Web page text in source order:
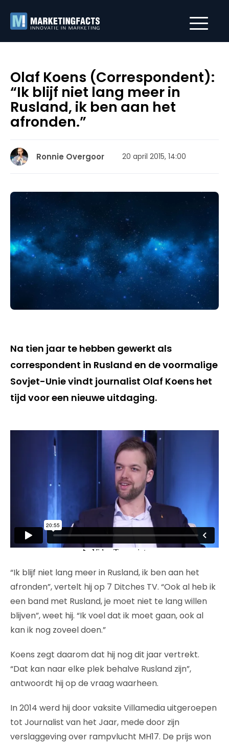
Olaf Koens (Correspondent):
“Ik blijf niet lang meer in
Rusland, ik ben aan het
afronden.”
Ronnie Overgoor 20 april 2015, 14:00
Na tien jaar te hebben gewerkt als
correspondent in Rusland en de voormalige
Sovjet-Unie vindt journalist Olaf Koens het
tijd voor een nieuwe uitdaging.
“Ik blijf niet lang meer in Rusland, ik ben aan het
afronden”, vertelt hij op 7 Ditches TV. “Ook al heb ik
een band met Rusland, je moet niet te lang willen
blijven”, weet hij. “Ik voel dat ik moet gaan, ook al
kan ik nog zoveel doen.”
Koens zegt daarom dat hij nog dit jaar vertrekt.
“Dat kan naar elke plek behalve Rusland zijn”,
antwoordt hij op de vraag waarheen.
In 2014 werd hij door vaksite Villamedia uitgeroepen
tot Journalist van het Jaar, mede door zijn
verslaggeving over rampvlucht MH17. De prijs won